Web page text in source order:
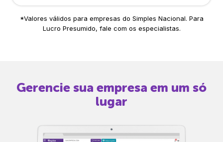
*Valores válidos para empresas do Simples Nacional. Para
Lucro Presumido, fale com os especialistas.
Gerencie sua empresa em um só
lugar